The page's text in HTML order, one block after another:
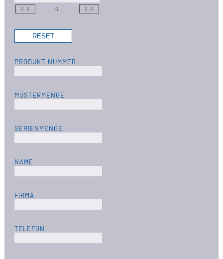
0.0 0 0.0
PRODUKT-NUMMER
MUSTERMENGE
SERIENMENGE
NAME
FIRMA
TELEFON